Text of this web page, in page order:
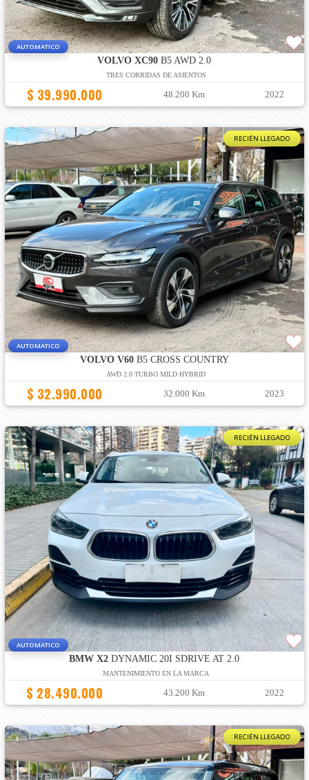
AUTOMATICO
VOLVO XC90 B5 AWD 2.0
TRES CORRIDAS DE ASIENTOS
$ 39.990.000 48.200 Km 2022
RECIÉN LLEGADO
AUTOMATICO
VOLVO V60B5 CROSS COUNTRY
AWD 2.0 TURBO MILD HYBRID
$ 32.990.000 32.000 Km 2023
RECIÉN LLEGADO
AUTOMATICO
BMW X2 DYNAMIC 20I SDRIVE AT 2.0
MANTENIMIENTO EN LA MARCA
$ 28.490.000 43.200 Km 2022
RECIÉN LLEGADO